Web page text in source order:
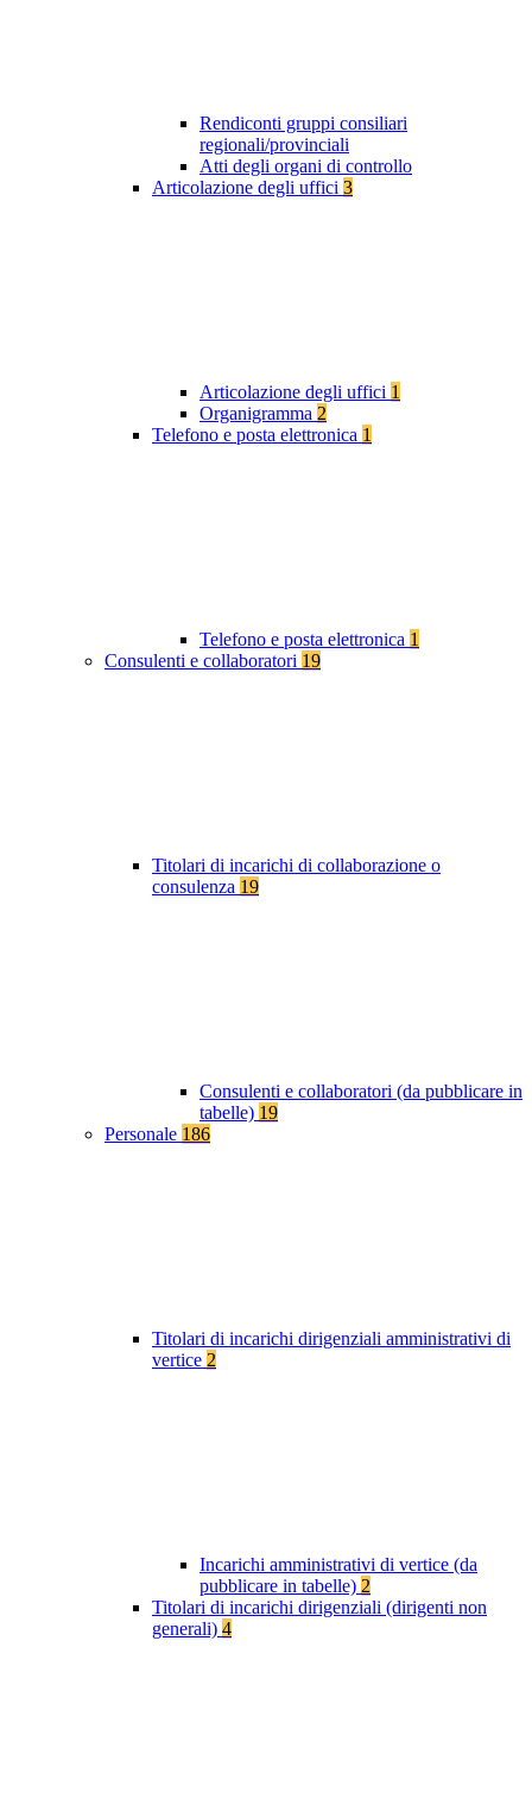
Rendiconti gruppi consiliari
regionali/provinciali
Atti degli organi di controllo
Articolazione degli uffici 3
Articolazione degli uffici 1
Organigramma 2
Telefono e posta elettronica 1
Telefono e posta elettronica 1
Consulenti e collaboratori 19
Titolari di incarichi di collaborazione o
consulenza 19
Consulenti e collaboratori (da pubblicare in
tabelle) 19
Personale 186
Titolari di incarichi dirigenziali amministrativi di
vertice 2
Incarichi amministrativi di vertice (da
pubblicare in tabelle) 2
Titolari di incarichi dirigenziali (dirigenti non
generali) 4